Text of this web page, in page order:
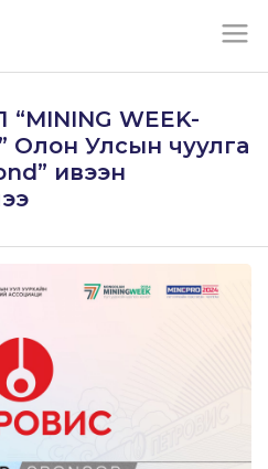
WEEK-
Олон Улсын чуулга
ивээн